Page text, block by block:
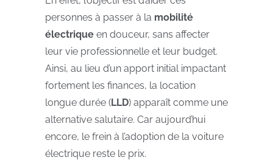
personnes à passer à la mobilité
électrique en douceur, sans affecter
leur vie professionnelle et leur budget.
Ainsi, au lieu d’un apport initial impactant
fortement les finances, la location
longue durée (LLD) apparaît comme une
alternative salutaire. Car aujourd’hui
encore, le frein à l’adoption de la voiture
électrique reste le prix.